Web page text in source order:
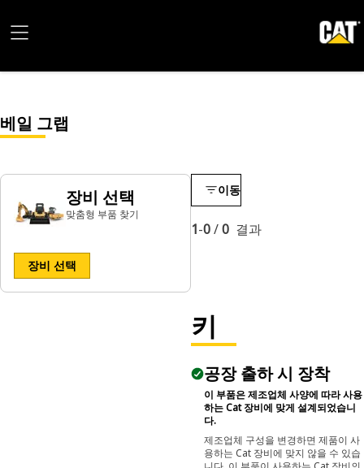
베일 그랩
장비 선택
맞춤형 부품 찾기
장비 선택
이동
1-0/0 결과
키
공장 출하 시 장착
이 부품은 제조업체 사양에 따라 사용
하는 Cat 장비에 맞게 설계되었습니
다.
제조업체 구성을 변경하면 제품이 사
용하는 Cat 장비에 맞지 않을 수 있습